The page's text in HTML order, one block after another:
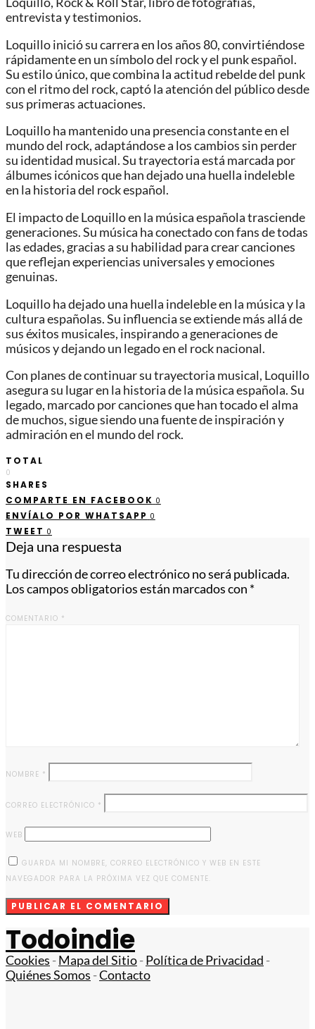
entrevista y testimonios.
Loquillo inició su carrera en los años 80, convirtiéndose
rápidamente en un símbolo del rock y el punk español.
Su estilo único, que combina la actitud rebelde del punk
con el ritmo del rock, captó la atención del público desde
sus primeras actuaciones.
Loquillo ha mantenido una presencia constante en el
mundo del rock, adaptándose a los cambios sin perder
su identidad musical. Su trayectoria está marcada por
álbumes icónicos que han dejado una huella indeleble
en la historia del rock español.
El impacto de Loquillo en la música española trasciende
generaciones. Su música ha conectado con fans de todas
las edades, gracias a su habilidad para crear canciones
que reflejan experiencias universales y emociones
genuinas.
Loquillo ha dejado una huella indeleble en la música y la
cultura españolas. Su influencia se extiende más allá de
sus éxitos musicales, inspirando a generaciones de
músicos y dejando un legado en el rock nacional.
Con planes de continuar su trayectoria musical, Loquillo
asegura su lugar en la historia de la música española. Su
legado, marcado por canciones que han tocado el alma
de muchos, sigue siendo una fuente de inspiración y
admiración en el mundo del rock.
TOTAL
0
SHARES
COMPARTE EN FACEBOOK 0
ENVÍALO POR WHATSAPP 0
TWEET 0
Deja una respuesta
Tu dirección de correo electrónico no será publicada.
Los campos obligatorios están marcados con *
COMENTARIO *
NOMBRE *
CORREO ELECTRÓNICO *
WEB
GUARDA MI NOMBRE, CORREO ELECTRÓNICO Y WEB EN ESTE
NAVEGADOR PARA LA PRÓXIMA VEZ QUE COMENTE.
Todoindie
Cookies -Mapa del Sitio-Política de Privacidad -
Quiénes Somos -Contacto